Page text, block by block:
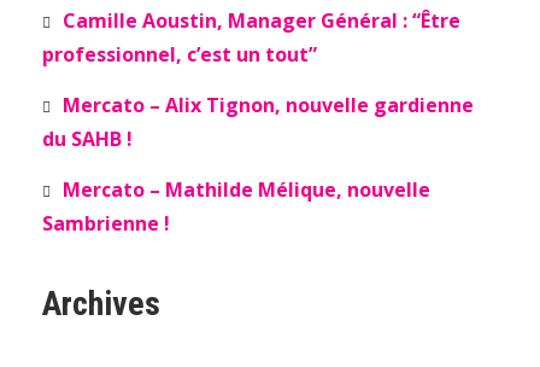
Camille Aoustin, Manager Général : “Être
professionnel, c’est un tout”
Mercato – Alix Tignon, nouvelle gardienne
du SAHB !
Mercato – Mathilde Mélique, nouvelle
Sambrienne !
Archives